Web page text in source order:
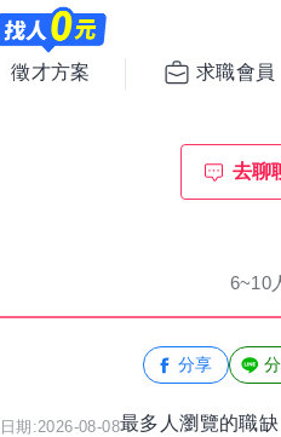
徵才方案 求職會員
去聊
6~10
期:2026-08-08
分享
最多人瀏覽的職缺